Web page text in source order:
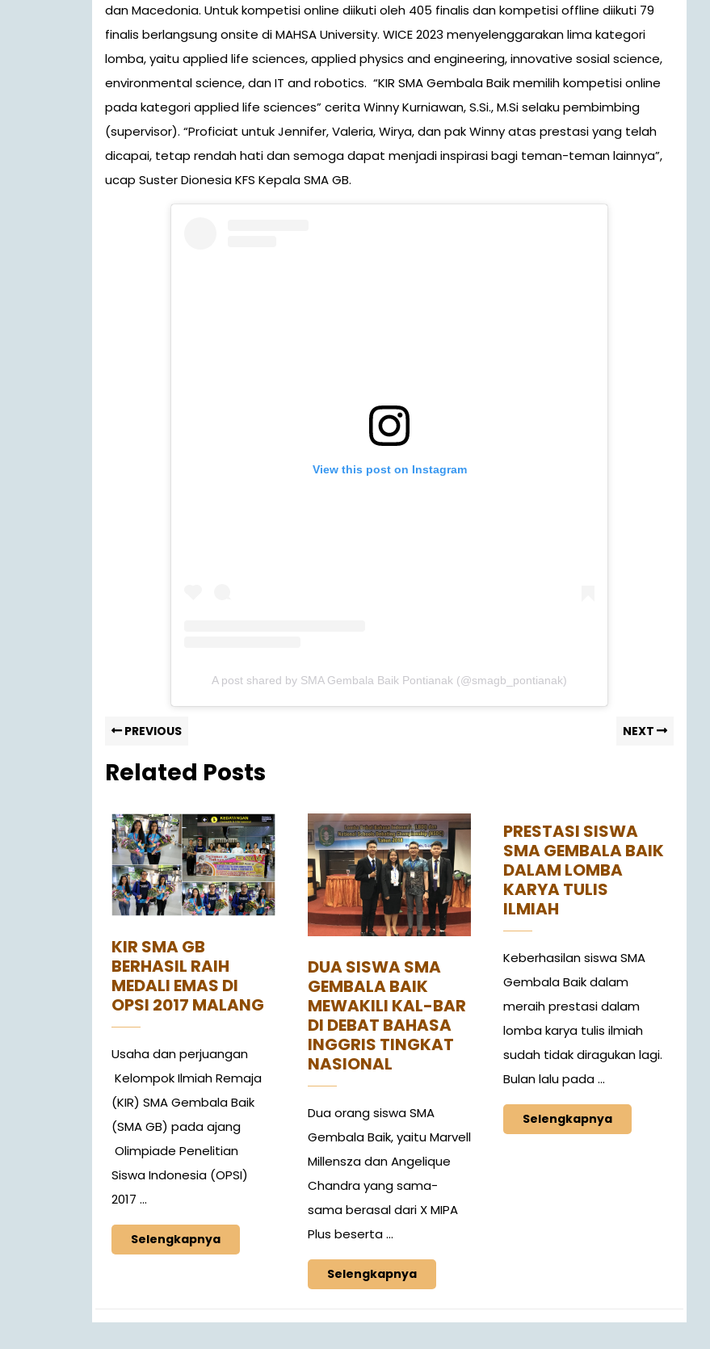
dan Macedonia. Untuk kompetisi online diikuti oleh 405 finalis dan kompetisi offline diikuti 79
finalis berlangsung onsite di MAHSA University. WICE 2023 menyelenggarakan lima kategori
lomba, yaitu applied life sciences, applied physics and engineering, innovative sosial science,
environmental science, dan IT and robotics. “KIR SMA Gembala Baik memilih kompetisi online
pada kategori applied life sciences” cerita Winny Kurniawan, S.Si., M.Si selaku pembimbing
(supervisor). “Proficiat untuk Jennifer, Valeria, Wirya, dan pak Winny atas prestasi yang telah
dicapai, tetap rendah hati dan semoga dapat menjadi inspirasi bagi teman-teman lainnya”,
ucap Suster Dionesia KFS Kepala SMA GB.
View this post on Instagram
A post shared by SMA Gembala Baik Pontianak (@smagb_pontianak)
PREVIOUS NEXT
Related Posts
KIR SMA GB
BERHASIL RAIH
MEDALI EMAS DI
OPSI 2017 MALANG
Usaha dan perjuangan
Kelompok Ilmiah Remaja
(KIR) SMA Gembala Baik
(SMA GB) pada ajang
Olimpiade Penelitian
Siswa Indonesia (OPSI)
2017 ...
Selengkapnya
DUA SISWA SMA
GEMBALA BAIK
MEWAKILI KAL-BAR
DI DEBAT BAHASA
INGGRIS TINGKAT
NASIONAL
Dua orang siswa SMA
Gembala Baik, yaitu Marvell
Millensza dan Angelique
Chandra yang sama-
sama berasal dari X MIPA
Plus beserta ...
Selengkapnya
PRESTASI SISWA
SMA GEMBALA BAIK
DALAM LOMBA
KARYA TULIS
ILMIAH
Keberhasilan siswa SMA
Gembala Baik dalam
meraih prestasi dalam
lomba karya tulis ilmiah
sudah tidak diragukan lagi.
Bulan lalu pada ...
Selengkapnya